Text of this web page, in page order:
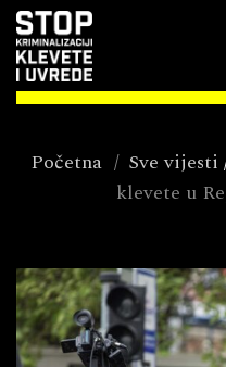
Početna / Sve vijesti
klevete u